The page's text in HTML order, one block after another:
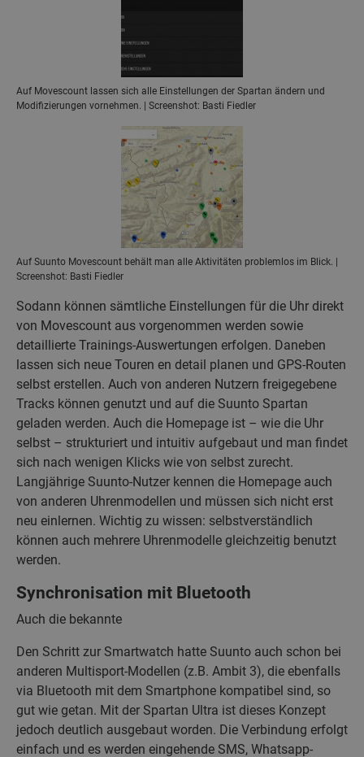
Auf Movescount lassen sich alle Einstellungen der Spartan ändern und
Modifizierungen vornehmen. | Screenshot: Basti Fiedler
Auf Suunto Movescount behält man alle Aktivitäten problemlos im Blick. |
Screenshot: Basti Fiedler
Sodann können sämtliche Einstellungen für die Uhr direkt
von Movescount aus vorgenommen werden sowie
detaillierte Trainings-Auswertungen erfolgen. Daneben
lassen sich neue Touren en detail planen und GPS-Routen
selbst erstellen. Auch von anderen Nutzern freigegebene
Tracks können genutzt und auf die Suunto Spartan
geladen werden. Auch die Homepage ist – wie die Uhr
selbst – strukturiert und intuitiv aufgebaut und man findet
sich nach wenigen Klicks wie von selbst zurecht.
Langjährige Suunto-Nutzer kennen die Homepage auch
von anderen Uhrenmodellen und müssen sich nicht erst
neu einlernen. Wichtig zu wissen: selbstverständlich
können auch mehrere Uhrenmodelle gleichzeitig benutzt
werden.
Synchronisation mit Bluetooth
Auch die bekannte
Den Schritt zur Smartwatch hatte Suunto auch schon bei
anderen Multisport-Modellen (z.B. Ambit 3), die ebenfalls
via Bluetooth mit dem Smartphone kompatibel sind, so
gut wie getan. Mit der Spartan Ultra ist dieses Konzept
jedoch deutlich ausgebaut worden. Die Verbindung erfolgt
einfach und es werden eingehende SMS, Whatsapp-